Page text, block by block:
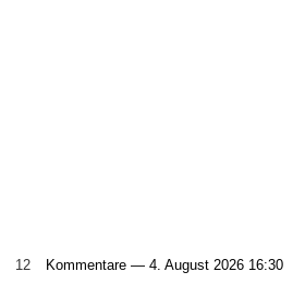
12 Kommentare — 4. August 2026 16:30